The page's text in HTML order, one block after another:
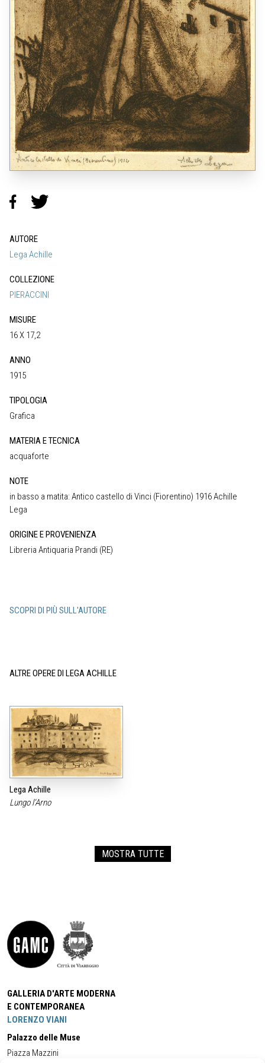
AUTORE
Lega Achille
COLLEZIONE
PIERACCINI
MISURE
16 X 17,2
ANNO
1915
TIPOLOGIA
Grafica
MATERIA E TECNICA
acquaforte
NOTE
in basso a matita: Antico castello di Vinci (Fiorentino) 1916 Achille
Lega
ORIGINE E PROVENIENZA
Libreria Antiquaria Prandi (RE)
SCOPRI DI PIÙ SULL'AUTORE
ALTRE OPERE DI LEGA ACHILLE
Lega Achille
Lungo l‘Arno
MOSTRA TUTTE
GALLERIA D'ARTE MODERNA
E CONTEMPORANEA
LORENZO VIANI
Palazzo delle Muse
Piazza Mazzini